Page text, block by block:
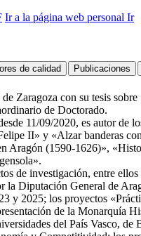
Ir a la página web personal Ir
Zaragoza con su tesis
de Doctorado.
11/09/2020, es autor de
II» y «Alzar banderas
Aragón (1590-1626)»,
de investigación, entre
la Diputación General de
y 2025; los proyectos
de la Monarquía
del País Vasco,